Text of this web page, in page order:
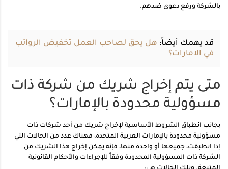
بالشركة ورفع دعوى ضدهم.
قد يهمك أيضاً: هل يحق لصاحب العمل تخفيض الرواتب
في الامارات؟
متى يتم إخراج شريك من شركة ذات
مسؤولية محدودة بالإمارات؟
بجانب انطباق الشروط الأساسية لإخراج شريك من أحد شركات ذات
مسؤولية محدودة بالإمارات العربية المتحدة، فهناك عدد من الحالات التي
إذا انطبقت، جميعها أو واحدة منها، فإنه يمكن إخراج هذا الشريك من
الشركة ذات المسؤولية المحدودة وفقاً للإجراءات والأحكام القانونية